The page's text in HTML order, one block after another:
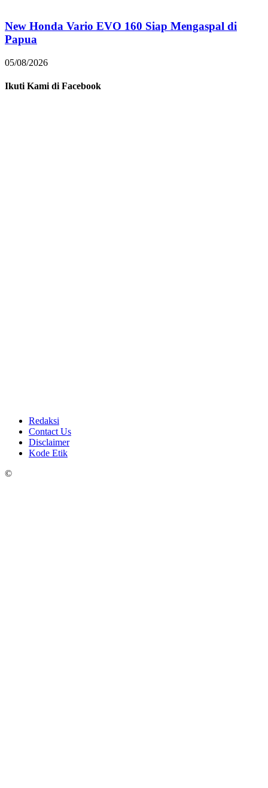
New Honda Vario EVO 160 Siap Mengaspal di
Papua
05/08/2026
Ikuti Kami di Facebook
Redaksi
Contact Us
Disclaimer
Kode Etik
©